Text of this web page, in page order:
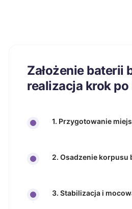
Założenie baterii
realizacja krok
1. Przygotowanie
2. Osadzenie korpusu
3. Stabilizacja i